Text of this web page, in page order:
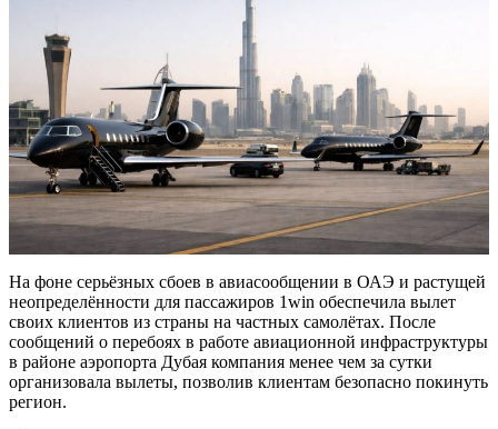
На фоне серьёзных сбоев в авиасообщении в ОАЭ и растущей
неопределённости для пассажиров 1win обеспечила вылет
своих клиентов из страны на частных самолётах. После
сообщений о перебоях в работе авиационной инфраструктуры
в районе аэропорта Дубая компания менее чем за сутки
организовала вылеты, позволив клиентам безопасно покинуть
регион.